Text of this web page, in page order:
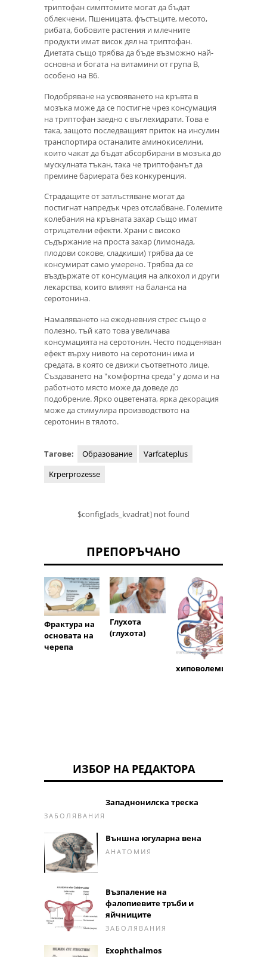
триптофан симптомите могат да бъдат
облекчени. Пшеницата, фъстъците, месото,
рибата, бобовите растения и млечните
продукти имат висок дял на триптофан.
Диетата също трябва да бъде възможно най-
основна и богата на витамини от група В,
особено на B6.
Подобряване на усвояването на кръвта в
мозъка може да се постигне чрез консумация
на триптофан заедно с въглехидрати. Това е
така, защото последващият приток на инсулин
транспортира останалите аминокиселини,
които чакат да бъдат абсорбирани в мозъка до
мускулната тъкан, така че триптофанът да
премине бариерата без конкуренция.
Страдащите от затлъстяване могат да
постигнат напредък чрез отслабване. Големите
колебания на кръвната захар също имат
отрицателни ефекти. Храни с високо
съдържание на проста захар (лимонада,
плодови сокове, сладкиши) трябва да се
консумират само умерено. Трябва да се
въздържате от консумация на алкохол и други
лекарства, които влияят на баланса на
серотонина.
Намаляването на ежедневния стрес също е
полезно, тъй като това увеличава
консумацията на серотонин. Често подценяван
ефект върху нивото на серотонин има и
средата, в която се движи съответното лице.
Създаването на "комфортна среда" у дома и на
работното място може да доведе до
подобрение. Ярко оцветената, ярка декорация
може да стимулира производството на
серотонин в тялото.
Тагове: Образование
Varfcateplus
Krperprozesse
$config[ads_kvadrat] not found
ПРЕПОРЪЧАНО
Фрактура на
основата на
черепа
Глухота
(глухота)
хиповолемия
ИЗБОР НА РЕДАКТОРА
Западнонилска треска
ЗАБОЛЯВАНИЯ
Външна югуларна вена
АНАТОМИЯ
Възпаление на
фалопиевите тръби и
яйчниците
ЗАБОЛЯВАНИЯ
Exophthalmos